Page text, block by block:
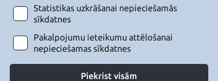
Statistikas uzkrāšanai nepieciešamās
sīkdatnes
Pakalpojumu ieteikumu attēlošanai
nepieciešamas sīkdatnes
Piekrist visām